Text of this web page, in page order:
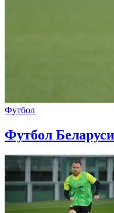
Футбол
Футбол